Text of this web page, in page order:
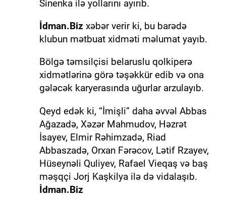
Sinenka ilə yollarını ayırıb.
İdman.Biz xəbər verir ki, bu barədə
klubun mətbuat xidməti məlumat yayıb.
Bölgə təmsilçisi belaruslu qolkiperə
xidmətlərinə görə təşəkkür edib və ona
gələcək karyerasında uğurlar arzulayıb.
Qeyd edək ki, “İmişli” daha əvvəl Abbas
Ağazadə, Xəzər Mahmudov, Həzrət
İsayev, Elmir Rəhimzadə, Riad
Abbaszadə, Orxan Fərəcov, Lətif Rzayev,
Hüseynəli Quliyev, Rafael Vieqaş və baş
məşqçi Jorj Kaşkilya ilə də vidalaşıb.
İdman.Biz